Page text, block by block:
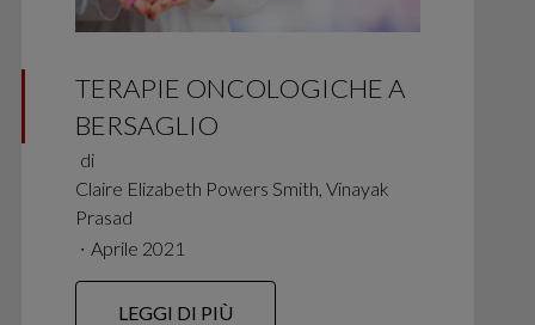
TERAPIE ONCOLOGICHE A
BERSAGLIO
di
Claire Elizabeth Powers Smith, Vinayak
Prasad
∙ Aprile 2021
LEGGI DI PIÙ